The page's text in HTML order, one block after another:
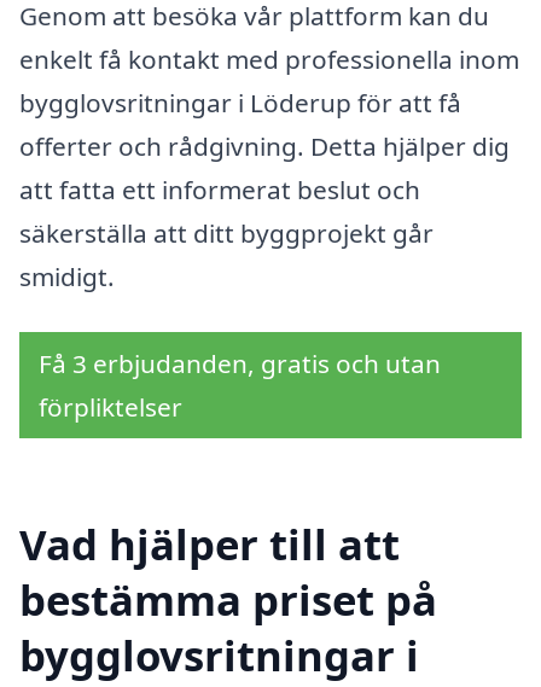
Genom att besöka vår plattform kan du
enkelt få kontakt med professionella inom
bygglovsritningar i Löderup för att få
offerter och rådgivning. Detta hjälper dig
att fatta ett informerat beslut och
säkerställa att ditt byggprojekt går
smidigt.
Få 3 erbjudanden, gratis och utan
förpliktelser
Vad hjälper till att
bestämma priset på
bygglovsritningar i